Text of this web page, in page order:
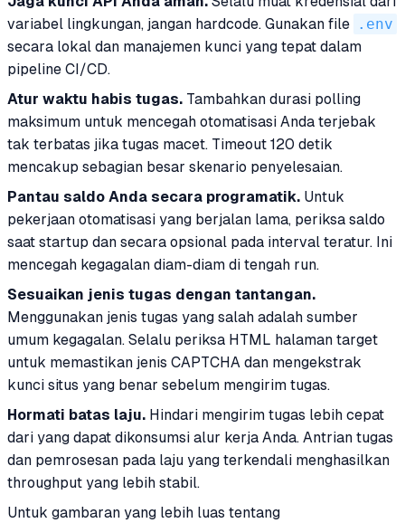
variabel lingkungan, jangan hardcode. Gunakan file .env
secara lokal dan manajemen kunci yang tepat dalam
pipeline CI/CD.
Atur waktu habis tugas. Tambahkan durasi polling
maksimum untuk mencegah otomatisasi Anda terjebak
tak terbatas jika tugas macet. Timeout 120 detik
mencakup sebagian besar skenario penyelesaian.
Pantau saldo Anda secara programatik. Untuk
pekerjaan otomatisasi yang berjalan lama, periksa saldo
saat startup dan secara opsional pada interval teratur. Ini
mencegah kegagalan diam-diam di tengah run.
Sesuaikan jenis tugas dengan tantangan.
Menggunakan jenis tugas yang salah adalah sumber
umum kegagalan. Selalu periksa HTML halaman target
untuk memastikan jenis CAPTCHA dan mengekstrak
kunci situs yang benar sebelum mengirim tugas.
Hormati batas laju. Hindari mengirim tugas lebih cepat
dari yang dapat dikonsumsi alur kerja Anda. Antrian tugas
dan pemrosesan pada laju yang terkendali menghasilkan
throughput yang lebih stabil.
Untuk gambaran yang lebih luas tentang